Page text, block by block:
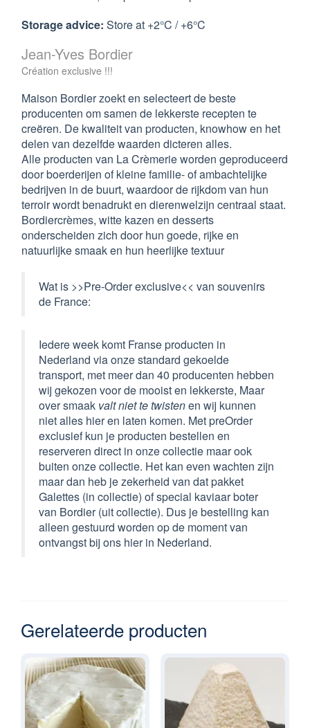
Storage advice: Store at +2°C / +6°C
Jean-Yves Bordier
Création exclusive !!!
Maison Bordier zoekt en selecteert de beste
producenten om samen de lekkerste recepten te
creëren. De kwaliteit van producten, knowhow en het
delen van dezelfde waarden dicteren alles.
Alle producten van La Crèmerie worden geproduceerd
door boerderijen of kleine familie- of ambachtelijke
bedrijven in de buurt, waardoor de rijkdom van hun
terroir wordt benadrukt en dierenwelzijn centraal staat.
Bordiercrèmes, witte kazen en desserts
onderscheiden zich door hun goede, rijke en
natuurlijke smaak en hun heerlijke textuur
Wat is >>Pre-Order exclusive<< van souvenirs
de France:
Iedere week komt Franse producten in
Nederland via onze standard gekoelde
transport, met meer dan 40 producenten hebben
wij gekozen voor de mooist en lekkerste, Maar
over smaak valt niet te twistenen wij kunnen
niet alles hier en laten komen. Met preOrder
exclusief kun je producten bestellen en
reserveren direct in onze collectie maar ook
buiten onze collectie. Het kan even wachten zijn
maar dan heb je zekerheid van dat pakket
Galettes (in collectie) of special kaviaar boter
van Bordier (uit collectie). Dus je bestelling kan
alleen gestuurd worden op de moment van
ontvangst bij ons hier in Nederland.
Gerelateerde producten